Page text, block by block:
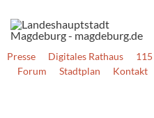
Presse Digitales Rathaus 115
Forum
Stadtplan Kontakt